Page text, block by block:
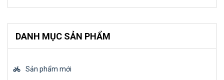
DANH MỤC SẢN PHẨM
Sản phẩm mới